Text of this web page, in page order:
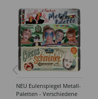
NEU Eulenspiegel Metall-
Paletten - Verschiedene